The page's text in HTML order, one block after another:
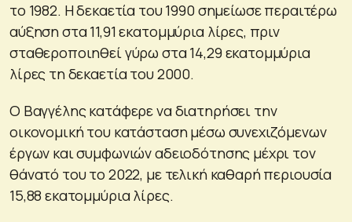
το 1982. Η δεκαετία του 1990 σημείωσε περαιτέρω
αύξηση στα 11,91 εκατομμύρια λίρες, πριν
σταθεροποιηθεί γύρω στα 14,29 εκατομμύρια
λίρες τη δεκαετία του 2000.
Ο Βαγγέλης κατάφερε να διατηρήσει την
οικονομική του κατάσταση μέσω συνεχιζόμενων
έργων και συμφωνιών αδειοδότησης μέχρι τον
θάνατό του το 2022, με τελική καθαρή περιουσία
15,88 εκατομμύρια λίρες.